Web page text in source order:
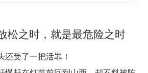
松之时，就是最危险之时
还受了一把活罪！